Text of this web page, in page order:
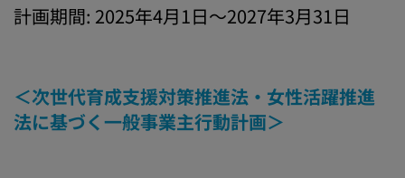
計画期間: 2025年4月1日～2027年3月31日
＜次世代育成支援対策推進法・女性活躍推進
法に基づく一般事業主行動計画＞